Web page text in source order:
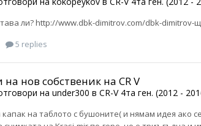
ли? http://www.dbk-dimitrov.com/dbk-
5 replies
нов собственик на CR V
на under300 в CR-V 4та ген. (2012 -
на таблото с бушоните( и нямам идея ако